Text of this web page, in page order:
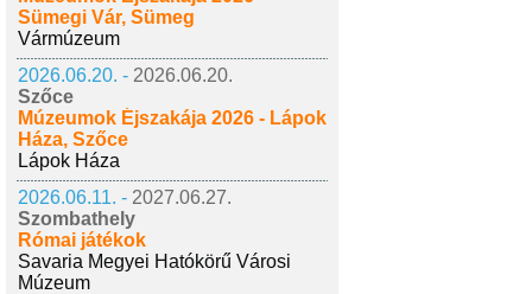
Sümegi Vár, Sümeg
Vármúzeum
2026.06.20. - 2026.06.20.
Szőce
Múzeumok Éjszakája 2026 - Lápok
Háza, Szőce
Lápok Háza
2026.06.11. - 2027.06.27.
Szombathely
Római játékok
Savaria Megyei Hatókörű Városi
Múzeum